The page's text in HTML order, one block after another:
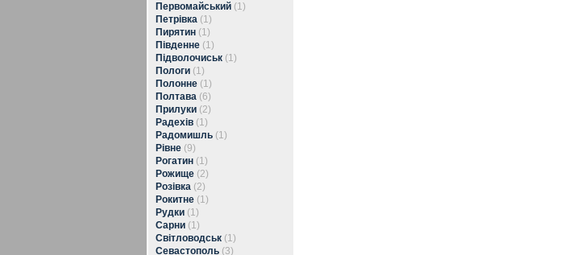
Первомайський (1)
Петрівка (1)
Пирятин (1)
Південне (1)
Підволочиськ (1)
Пологи (1)
Полонне (1)
Полтава (6)
Прилуки (2)
Радехів (1)
Радомишль (1)
Рівне (9)
Рогатин (1)
Рожище (2)
Розівка (2)
Рокитне (1)
Рудки (1)
Сарни (1)
Світловодськ (1)
Севастополь (3)